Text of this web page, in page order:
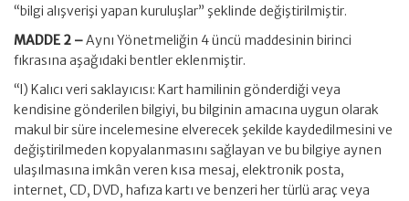
“bilgi alışverişi yapan kuruluşlar” şeklinde değiştirilmiştir.
MADDE 2 –Aynı Yönetmeliğin 4 üncü maddesinin birinci
fıkrasına aşağıdaki bentler eklenmiştir.
“l) Kalıcı veri saklayıcısı: Kart hamilinin gönderdiği veya
kendisine gönderilen bilgiyi, bu bilginin amacına uygun olarak
makul bir süre incelemesine elverecek şekilde kaydedilmesini ve
değiştirilmeden kopyalanmasını sağlayan ve bu bilgiye aynen
ulaşılmasına imkân veren kısa mesaj, elektronik posta,
internet, CD, DVD, hafıza kartı ve benzeri her türlü araç veya